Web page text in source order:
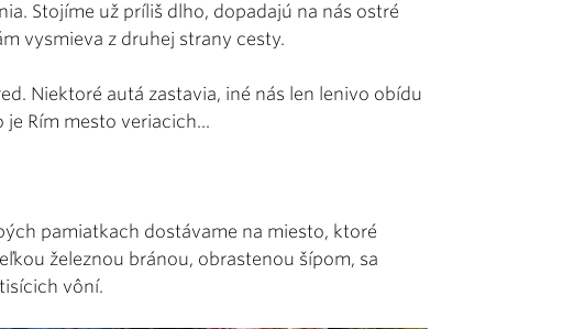
Stojíme už príliš dlho, dopadajú na nás ostré
vysmieva z druhej strany cesty.
Niektoré autá zastavia, iné nás len lenivo obídu
Rím mesto veriacich...
pamiatkach dostávame na miesto, ktoré
železnou bránou, obrastenou šípom, sa
vôní.